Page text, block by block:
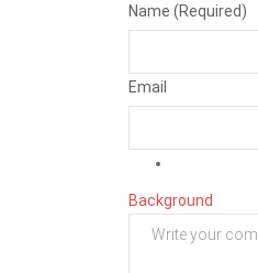
Name (Required)
Email
Background